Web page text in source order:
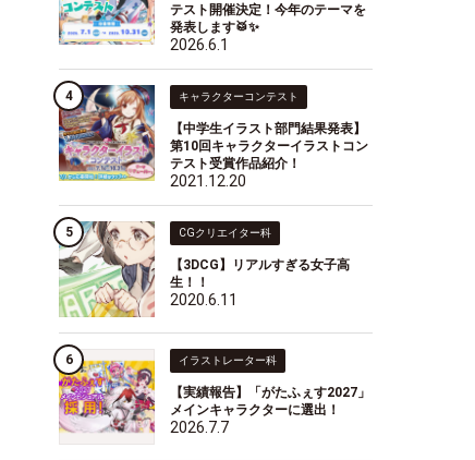
テスト開催決定！今年のテーマを
発表します🥁✨
2026.6.1
キャラクターコンテスト
【中学生イラスト部門結果発表】
第10回キャラクターイラストコン
テスト受賞作品紹介！
2021.12.20
CGクリエイター科
【3DCG】リアルすぎる女子高
生！！
2020.6.11
イラストレーター科
【実績報告】「がたふぇす2027」
メインキャラクターに選出！
2026.7.7